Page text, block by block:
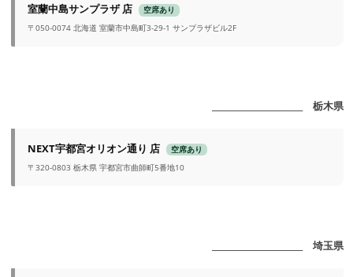
室蘭中島サンプラザ 店
空席あり
〒050-0074 北海道 室蘭市中島町3-29-1 サンプラザビル2F
_______________________ 栃木県
NEXT宇都宮オリオン通り 店
空席あり
〒320-0803 栃木県 宇都宮市曲師町5番地10
_______________________ 埼玉県